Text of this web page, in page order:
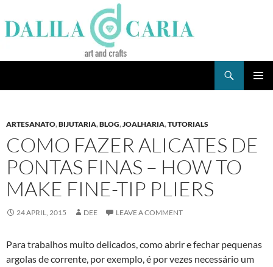
to
content
ARTESANATO,BIJUTARIA,BLOG,JOALHARIA,TUTORIALS
COMO FAZER ALICATES DE
PONTAS FINAS – HOW TO
MAKE FINE-TIP PLIERS
24 APRIL, 2015 DEE LEAVE A COMMENT
Para trabalhos muito delicados, como abrir e fechar pequenas
argolas de corrente, por exemplo, é por vezes necessário um